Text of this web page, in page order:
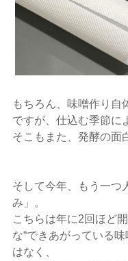
もちろん、味噌作り自
ですが、仕込む季節に
そこもまた、発酵の面
そして今年、もう一つ
み」。
こちらは年に2回ほど
な“できあがっている
はなく、